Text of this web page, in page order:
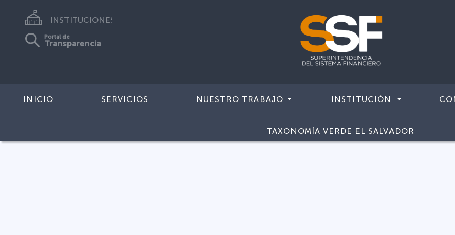
INSTITUCIONES
Portal de
Transparencia
INICIO SERVICIOS NUESTRO TRABAJO INSTITUCIÓN
TAXONOMÍA VERDE EL SALVADOR